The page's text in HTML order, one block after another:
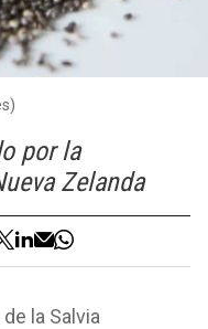
por la
Zelanda
la Salvia